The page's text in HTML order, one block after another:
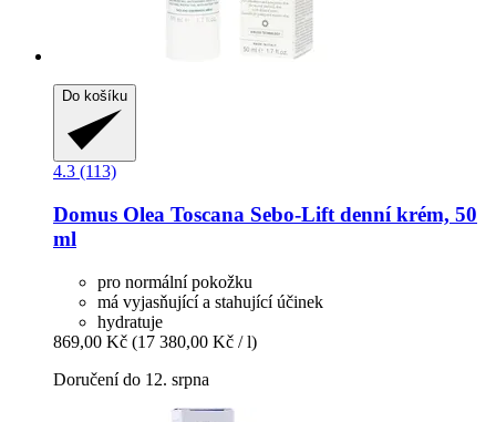
Do košíku
4.3 (113)
Domus Olea Toscana Sebo-​Lift denní krém, 50
ml
pro normální pokožku
má vyjasňující a stahující účinek
hydratuje
869,00 Kč (17 380,00 Kč / l)
Doručení do 12. srpna